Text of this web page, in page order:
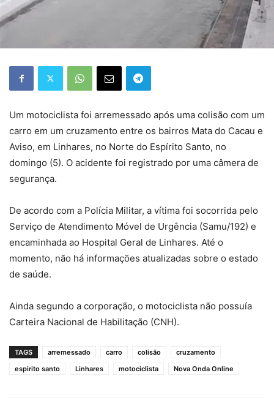
Um motociclista foi arremessado após uma colisão com um
carro em um cruzamento entre os bairros Mata do Cacau e
Aviso, em Linhares, no Norte do Espírito Santo, no
domingo (5). O acidente foi registrado por uma câmera de
segurança.
De acordo com a Polícia Militar, a vítima foi socorrida pelo
Serviço de Atendimento Móvel de Urgência (Samu/192) e
encaminhada ao Hospital Geral de Linhares. Até o
momento, não há informações atualizadas sobre o estado
de saúde.
Ainda segundo a corporação, o motociclista não possuía
Carteira Nacional de Habilitação (CNH).
TAGS arremessado carro colisão
cruzamento
espirito santo
Linhares motociclista Nova Onda Online